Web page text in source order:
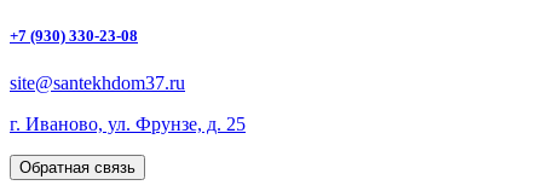
+7 (930) 330-23-08
site@santekhdom37.ru
г. Иваново, ул. Фрунзе, д. 25
Обратная связь